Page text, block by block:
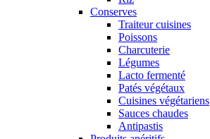
Conserves
Traiteur cuisines
Poissons
Charcuterie
Légumes
Lacto fermenté
Patés végétaux
Cuisines végétariens
Sauces chaudes
Antipastis